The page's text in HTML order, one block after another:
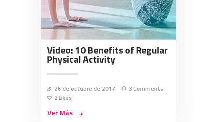
Video: 10 Benefits of Regular
Physical Activity
26 de octubre de 2017 3Comments
2Likes
Ver Más